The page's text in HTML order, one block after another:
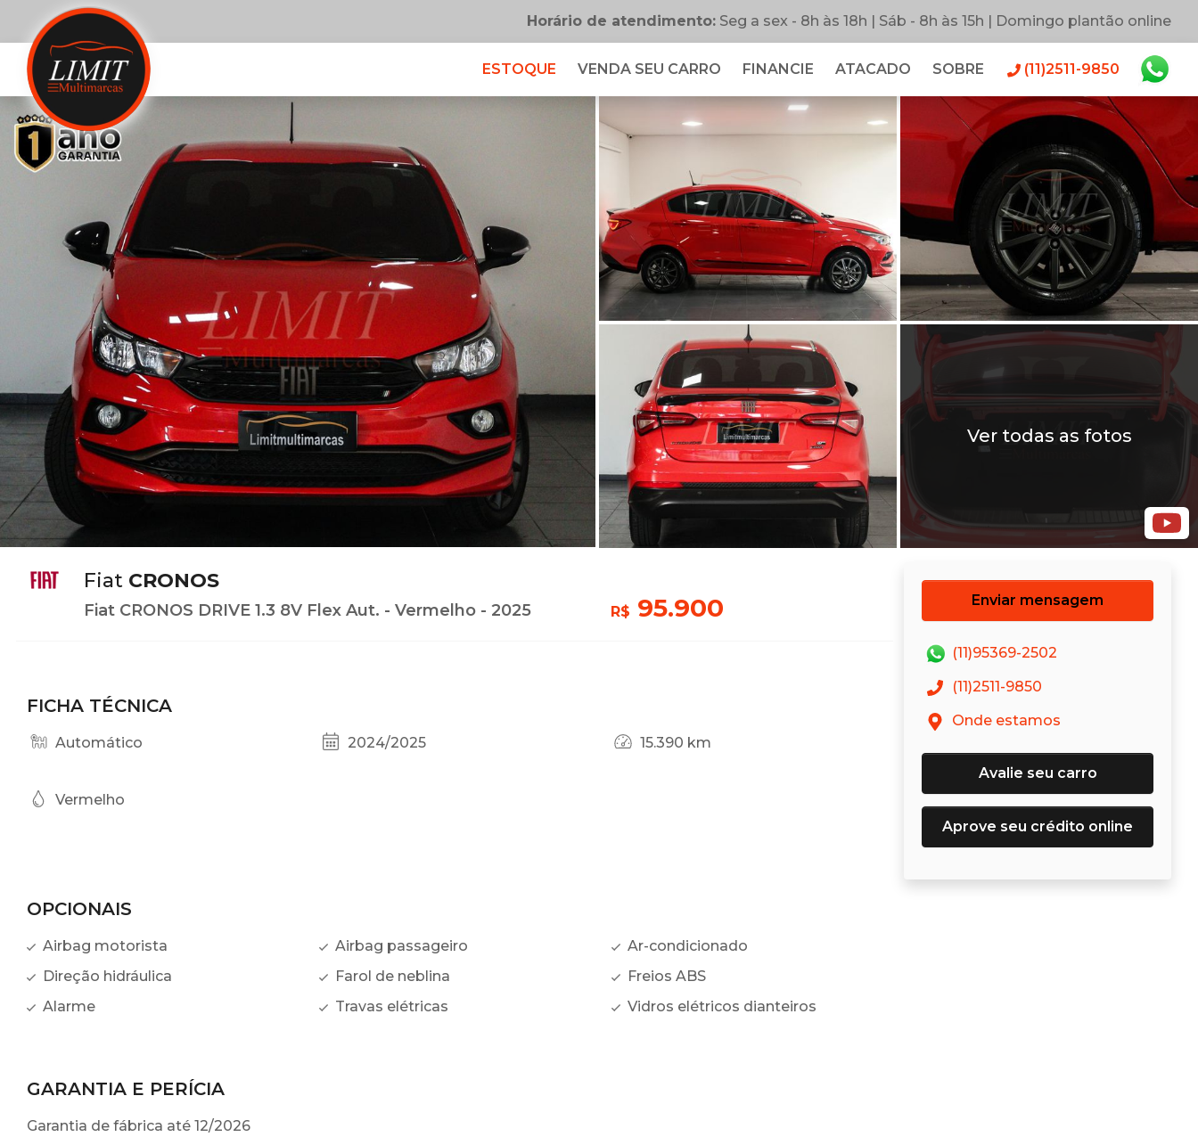
Horário de atendimento: Seg a sex - 8h às 18h | Sáb - 8h às 15h | Domingo plantão online
ESTOQUE VENDA SEU CARRO FINANCIE ATACADO SOBRE (11)2511-9850
Ver todas as fotos
Fiat CRONOS
Fiat CRONOS DRIVE 1.3 8V Flex Aut. - Vermelho - 2025 R$ 95.900
FICHA TÉCNICA
Automático 2024/2025 15.390 km
Vermelho
OPCIONAIS
Airbag motorista Airbag passageiro
Ar-condicionado
Direção hidráulica
Farol de neblina
Freios ABS
Alarme
Travas elétricas Vidros elétricos dianteiros
GARANTIA E PERÍCIA
Garantia de fábrica até 12/2026
Enviar mensagem
(11)95369-2502
(11)2511-9850
Onde estamos
Avalie seu carro
Aprove seu crédito online